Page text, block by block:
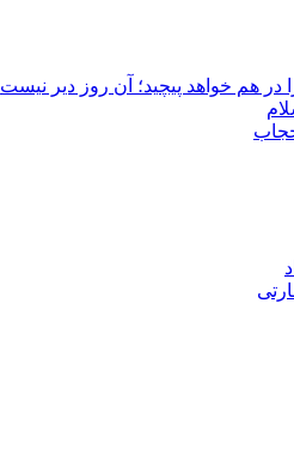
هم خواهد پیچید؛ آن روز دیر نیست